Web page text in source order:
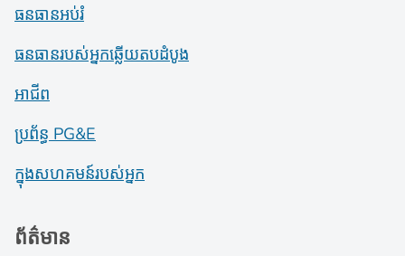
ធនធានអប់រំ
ធនធានរបស់អ្នកឆ្លើយតបដំបូង
អាជីព
ប្រព័ន្ធ PG&E
ក្នុងសហគមន៍របស់អ្នក
ព័ត៌មាន